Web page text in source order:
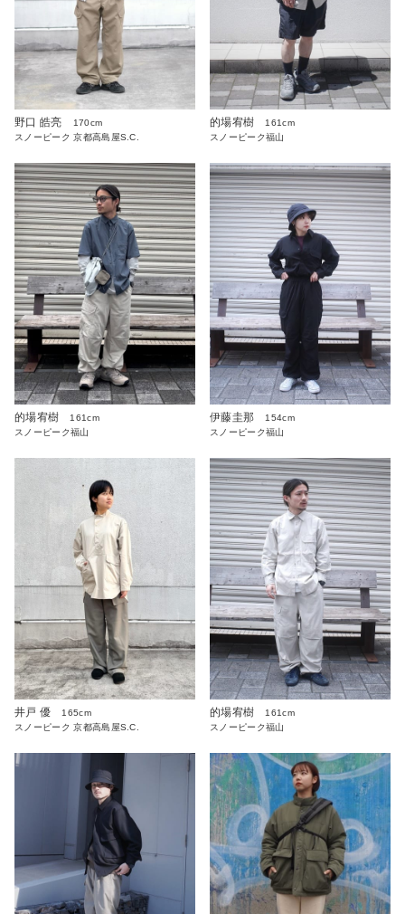
野口 皓亮
170cm
スノーピーク 京都高島屋S.C.
的場宥樹
161cm
スノーピーク福山
的場宥樹
161cm
スノーピーク福山
伊藤圭那
154cm
スノーピーク福山
井戸 優
165cm
スノーピーク 京都高島屋S.C.
的場宥樹
161cm
スノーピーク福山